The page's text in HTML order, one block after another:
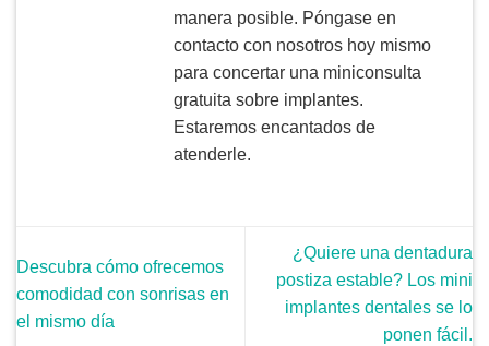
manera posible. Póngase en
contacto con nosotros hoy mismo
para concertar una miniconsulta
gratuita sobre implantes.
Estaremos encantados de
atenderle.
Descubra cómo ofrecemos
comodidad con sonrisas en
el mismo día
¿Quiere una dentadura
postiza estable? Los mini
implantes dentales se lo
ponen fácil.